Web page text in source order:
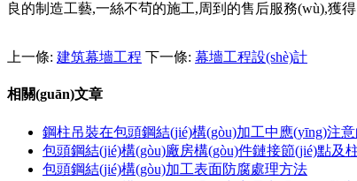
良的制造工藝,一絲不茍的施工,周到的售后服務(wù),獲
上一條: 建筑幕墻工程 下一條: 幕墻工程設(shè)計
相關(guān)文章
鋼柱吊裝在包頭鋼結(jié)構(gòu)加工中應(yīng)注
包頭鋼結(jié)構(gòu)廠房構(gòu)件鏈接節(jié)點及
包頭鋼結(jié)構(gòu)加工表面防腐處理方法